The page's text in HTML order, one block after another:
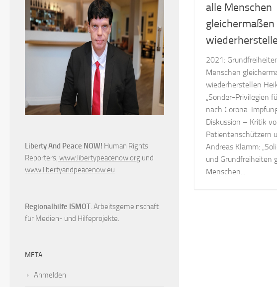
alle Menschen
gleichermaßen
2021:
Menschen
wiederherstellen
„Sonder-Privilegien
nach Corona-
Diskussion – Kritik
Patientenschützern
Andreas Klamm:
und Grundfreiheiten
Menschen...
Liberty And Peace NOW! Human Rights
Reporters, www.libertypeacenow.org und
www.libertyandpeacenow.eu
Regionalhilfe ISMOT. Arbeitsgemeinschaft
für Medien- und Hilfeprojekte.
META
Anmelden